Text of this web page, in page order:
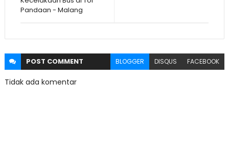
Pandaan - Malang
POST COMMENT BLOGGER DISQUS FACEBOOK
Tidak ada komentar